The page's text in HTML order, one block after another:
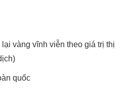
vàng vĩnh viễn theo giá trị thị
quốc